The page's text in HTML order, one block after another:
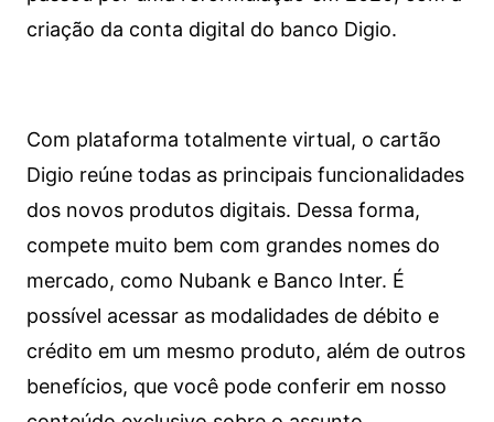
criação da conta digital do banco Digio.
Com plataforma totalmente virtual, o cartão
Digio reúne todas as principais funcionalidades
dos novos produtos digitais. Dessa forma,
compete muito bem com grandes nomes do
mercado, como Nubank e Banco Inter. É
possível acessar as modalidades de débito e
crédito em um mesmo produto, além de outros
benefícios, que você pode conferir em nosso